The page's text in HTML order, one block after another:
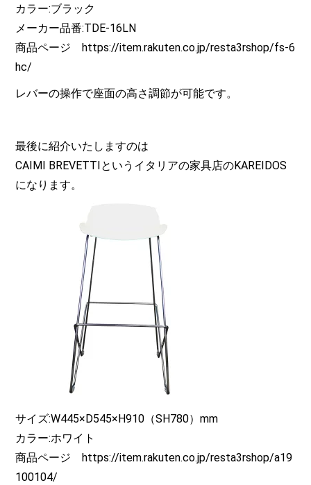
カラー:ブラック
メーカー品番:TDE-16LN
商品ページ https://item.rakuten.co.jp/resta3rshop/fs-6
hc/
レバーの操作で座面の高さ調節が可能です。
最後に紹介いたしますのは
CAIMI BREVETTIというイタリアの家具店のKAREIDOS
になります。
サイズ:W445×D545×H910（SH780）mm
カラー:ホワイト
商品ページ https://item.rakuten.co.jp/resta3rshop/a19
100104/